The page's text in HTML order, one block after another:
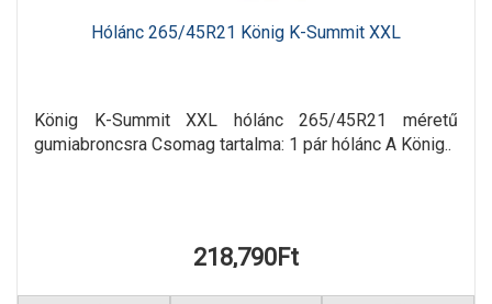
Hólánc 265/45R21 König K-Summit XXL
König K-Summit XXL hólánc 265/45R21 méretű
gumiabroncsra Csomag tartalma: 1 pár hólánc A König..
218,790Ft